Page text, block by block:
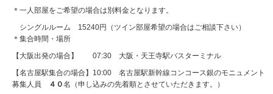
＊一人部屋をご希望の場合は別料金となります。
シングルルーム 15240円（ツイン部屋希望の場合はご相談下さい）
＊集合時間・場所
【大阪出発の場合】 07:30 大阪・天王寺駅バスターミナル
【名古屋駅集合の場合】10:00 名古屋駅新幹線コンコース銀のモニュメント
募集人員
４０名（申し込みの先着順とさせていただきます。）